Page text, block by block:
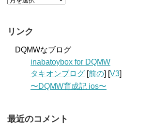
リンク
DQMWなブログ
inabatoybox for DQMW
タキオンブログ [前の] [V3]
〜DQMW育成記 ios〜
最近のコメント